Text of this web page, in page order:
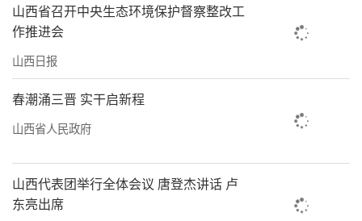
山西省召开中央生态环境保护督察整改工
作推进会
山西日报
春潮涌三晋 实干启新程
山西省人民政府
山西代表团举行全体会议 唐登杰讲话 卢
东亮出席